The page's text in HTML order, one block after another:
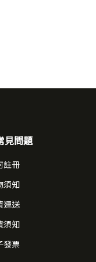
見問題
註冊
須知
運送
須知
發票